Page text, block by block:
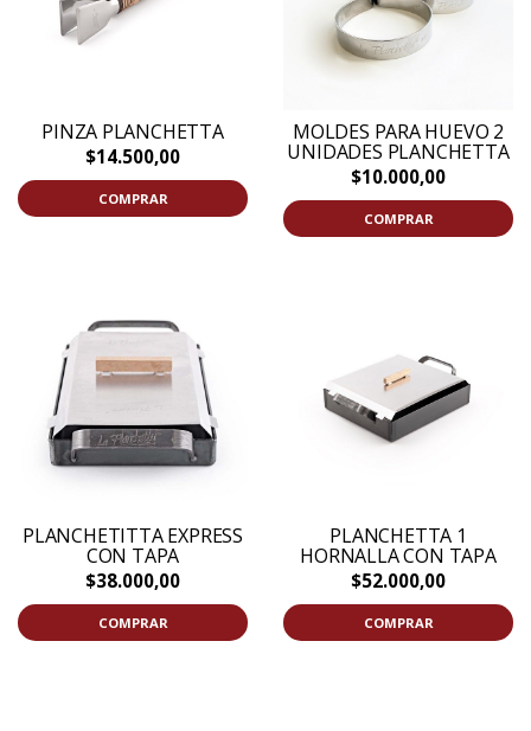
PINZA PLANCHETTA
$14.500,00
COMPRAR
MOLDES PARA HUEVO 2
UNIDADES PLANCHETTA
$10.000,00
COMPRAR
PLANCHETITTA EXPRESS
CON TAPA
$38.000,00
COMPRAR
PLANCHETTA 1
HORNALLA CON TAPA
$52.000,00
COMPRAR